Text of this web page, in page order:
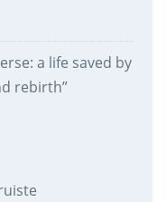
a life saved by
rebirth”